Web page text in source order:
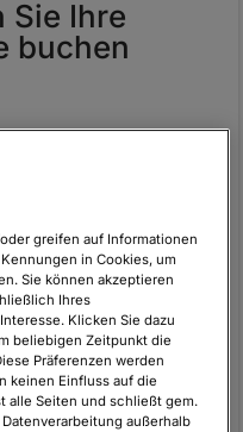
Sie Ihre
buchen
greifen auf Informationen
in Cookies, um
Sie können akzeptieren
Ihres
Klicken Sie dazu
beliebigen Zeitpunkt die
Präferenzen werden
keinen Einfluss auf die
alle Seiten und schließt gem.
Datenverarbeitung außerhalb